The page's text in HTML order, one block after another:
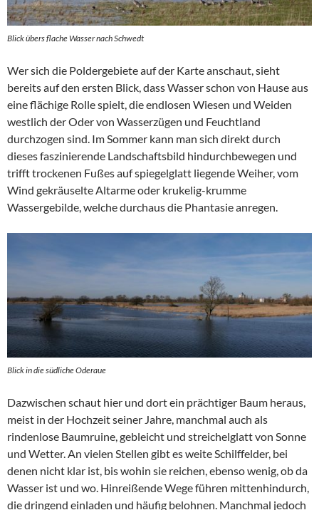
Blick übers flache Wasser nach Schwedt
Wer sich die Poldergebiete auf der Karte anschaut, sieht
bereits auf den ersten Blick, dass Wasser schon von Hause aus
eine flächige Rolle spielt, die endlosen Wiesen und Weiden
westlich der Oder von Wasserzügen und Feuchtland
durchzogen sind. Im Sommer kann man sich direkt durch
dieses faszinierende Landschaftsbild hindurchbewegen und
trifft trockenen Fußes auf spiegelglatt liegende Weiher, vom
Wind gekräuselte Altarme oder krukelig-krumme
Wassergebilde, welche durchaus die Phantasie anregen.
Blick in die südliche Oderaue
Dazwischen schaut hier und dort ein prächtiger Baum heraus,
meist in der Hochzeit seiner Jahre, manchmal auch als
rindenlose Baumruine, gebleicht und streichelglatt von Sonne
und Wetter. An vielen Stellen gibt es weite Schilffelder, bei
denen nicht klar ist, bis wohin sie reichen, ebenso wenig, ob da
Wasser ist und wo. Hinreißende Wege führen mittenhindurch,
die dringend einladen und häufig belohnen. Manchmal jedoch